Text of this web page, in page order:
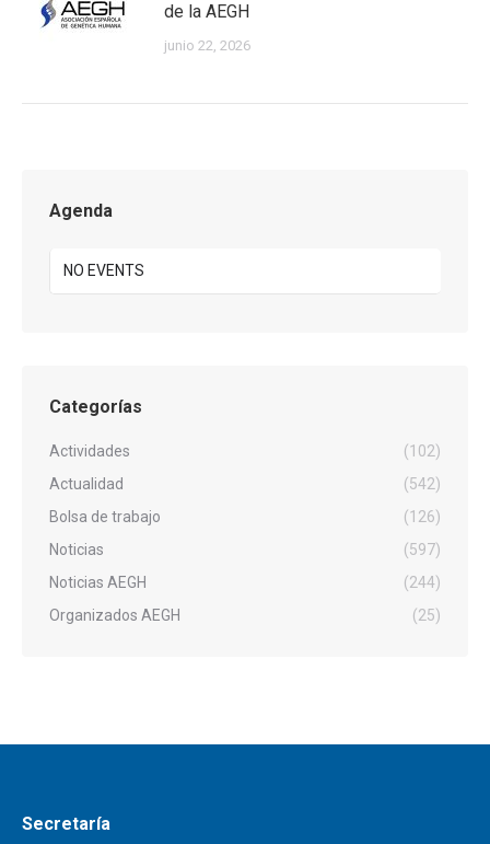
de la AEGH
junio 22, 2026
Agenda
NO EVENTS
Categorías
Actividades
(102)
Actualidad
(542)
Bolsa de trabajo
(126)
Noticias
(597)
Noticias AEGH
(244)
Organizados AEGH
(25)
Secretaría